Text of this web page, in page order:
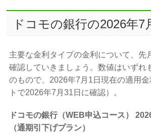
ドコモの銀行の2026年7
主要な金利タイプの金利について、先
確認していきましょう。数値はいずれ
のもので、2026年7月1日現在の適用
トで2026年7月31日に確認）。
ドコモの銀行（WEB申込コース）
（通期引下げプラン）